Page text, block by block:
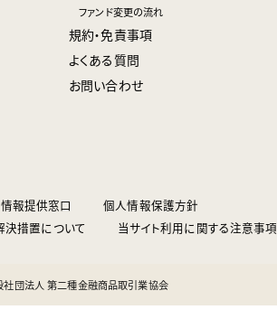
ファンド変更の流れ
規約・免責事項
よくある質問
お問い合わせ
報提供窓口
個人情報保護方針
措置について
当サイト利用に関する注意事項
団法人 第二種金融商品取引業協会